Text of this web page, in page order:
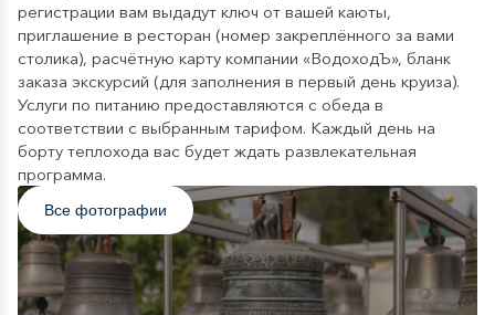
регистрации вам выдадут ключ от вашей каюты,
приглашение в ресторан (номер закреплённого за вами
столика), расчётную карту компании «ВодоходЪ», бланк
заказа экскурсий (для заполнения в первый день круиза).
Услуги по питанию предоставляются с обеда в
соответствии с выбранным тарифом. Каждый день на
борту теплохода вас будет ждать развлекательная
программа.
Все фотографии